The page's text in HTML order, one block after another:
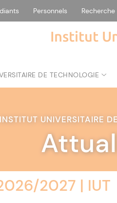
Personnels Recherche
Institut
DE TECHNOLOGIE
INSTITUT UNIVERSITAIRE
2027 | IUT